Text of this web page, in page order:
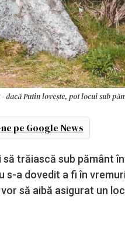
Putin lovește, pot locui sub
pe Google News
trăiască sub pământ
s-a dovedit a fi în
să aibă asigurat un